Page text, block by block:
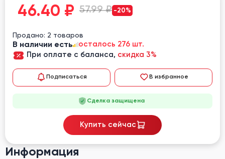
Информация
46.40 ₽ 57.99 ₽ -20%
Продано: 2 товаров
В наличии есть
осталось 276 шт.
При оплате с баланса, скидка 3%
Подписаться В избранное
Сделка защищена
Купить сейчас